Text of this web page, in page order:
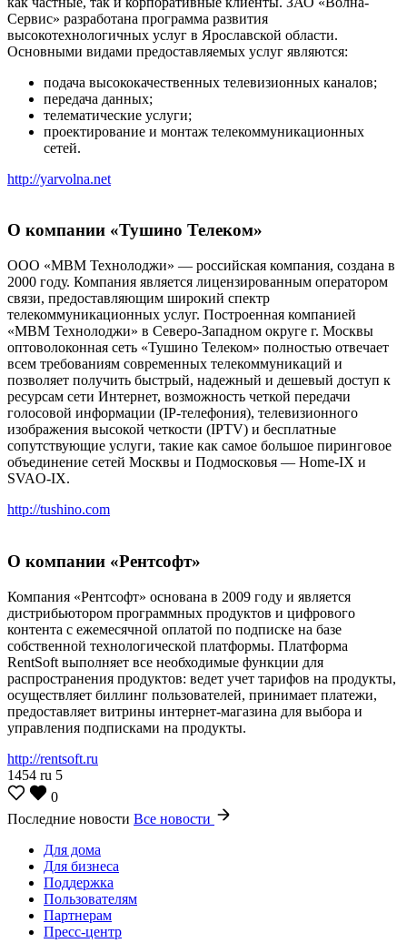
Сервис» разработана программа развития
высокотехнологичных услуг в Ярославской области.
Основными видами предоставляемых услуг являются:
подача высококачественных телевизионных каналов;
передача данных;
телематические услуги;
проектирование и монтаж телекоммуникационных
сетей.
http://yarvolna.net
О компании «Тушино Телеком»
ООО «МВМ Технолоджи» — российская компания, создана в
2000 году. Компания является лицензированным оператором
связи, предоставляющим широкий спектр
телекоммуникационных услуг. Построенная компанией
«МВМ Технолоджи» в Северо-Западном округе г. Москвы
оптоволоконная сеть «Тушино Телеком» полностью отвечает
всем требованиям современных телекоммуникаций и
позволяет получить быстрый, надежный и дешевый доступ к
ресурсам сети Интернет, возможность четкой передачи
голосовой информации (IP-телефония), телевизионного
изображения высокой четкости (IPTV) и бесплатные
сопутствующие услуги, такие как самое большое пиринговое
объединение сетей Москвы и Подмосковья — Home-IX и
SVAO-IX.
http://tushino.com
О компании «Рентсофт»
Компания «Рентсофт» основана в 2009 году и является
дистрибьютором программных продуктов и цифрового
контента с ежемесячной оплатой по подписке на базе
собственной технологической платформы. Платформа
RentSoft выполняет все необходимые функции для
распространения продуктов: ведет учет тарифов на продукты,
осуществляет биллинг пользователей, принимает платежи,
предоставляет витрины интернет-магазина для выбора и
управления подписками на продукты.
http://rentsoft.ru
1454 ru 5
0
Последние новости Все новости
Для дома
Для бизнеса
Поддержка
Пользователям
Партнерам
Пресс-центр